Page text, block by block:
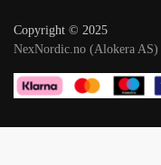
Copyright © 2025
NexNordic.no (Alokera AS)